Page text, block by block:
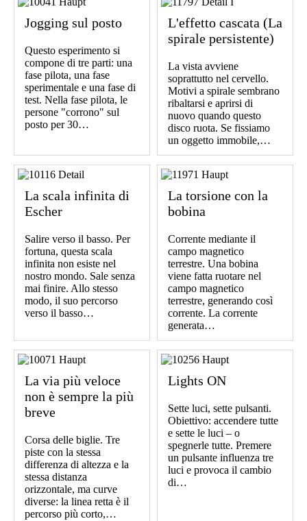
Jogging sul posto
Questo esperimento si
compone di tre parti: una
fase pilota, una fase
sperimentale e una fase di
test. Nella fase pilota, le
persone "corrono" sul
posto per 30…
L'effetto cascata (La
spirale persistente)
La vista avviene
soprattutto nel cervello.
Motivi a spirale sembrano
ribaltarsi e aprirsi di
nuovo quando questo
disco ruota. Se fissiamo
un oggetto immobile,…
La scala infinita di
Escher
Salire verso il basso. Per
fortuna, questa scala
infinita non esiste nel
nostro mondo. Sale senza
mai finire. Allo stesso
modo, il suo percorso
verso il basso…
La torsione con la
bobina
Corrente mediante il
campo magnetico
terrestre. Una bobina
viene fatta ruotare nel
campo magnetico
terrestre, generando così
corrente. La corrente
generata…
La via più veloce
non è sempre la più
breve
Corsa delle biglie. Tre
piste con la stessa
differenza di altezza e la
stessa distanza
orizzontale, ma curve
diverse: la linea retta è il
percorso più corto,…
Lights ON
Sette luci, sette pulsanti.
Obiettivo: accendere tutte
e sette le luci – o
spegnerle tutte. Premere
un pulsante influenza tre
luci e provoca il cambio
di…